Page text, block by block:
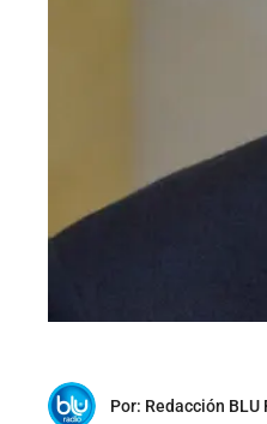
Por: Redacción BLU